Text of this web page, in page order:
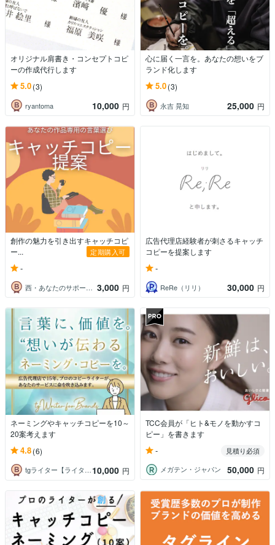
オリジナル肩書き・コンセプトコピ
ーの作成代行します
5.0(3)
ryantoma 10,000 円
心に届く一言を。あなたの想いをブ
ランド化します
5.0(3)
永吉 晃知 25,000 円
創作の魅力を引き出すキャッチコピ
ー...
定期購入可
-
西・あなたのサポーター 3,000 円
広告代理店経験者が刺さるキャッチ
コピーを提案します
-
ReRe（リリ） 30,000 円
ネーミングやキャッチコピーを10～
20案考えます
4.8(6)
tgライター【ライター歴15年】10,000 円
TCC会員が「ヒト&モノを動かすコ
ピー」を書きます
-
見積り必須
メガテン・ジャパン
50,000 円